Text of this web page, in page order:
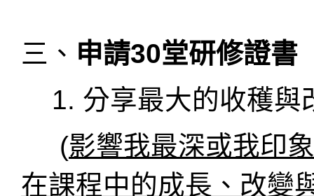
三、 申請30堂研修證書
1. 分享最大的收穫與
(影響我最深或我印
在課程中的成長、改變